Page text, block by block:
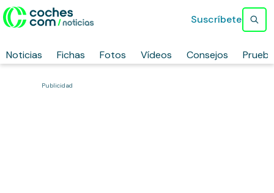
Noticias Fichas Fotos Vídeos Consejos
Suscríbete
Publicidad